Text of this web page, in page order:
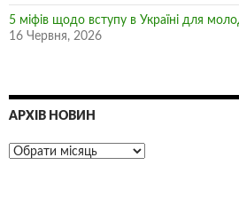
5 міфів щодо вступу в Україні для
16 Червня, 2026
АРХІВ НОВИН